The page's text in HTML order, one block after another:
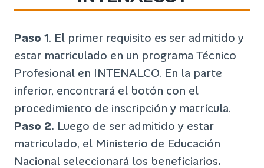
Paso 1. El primer requisito es ser admitido y
estar matriculado en un programa Técnico
Profesional en INTENALCO. En la parte
inferior, encontrará el botón con el
procedimiento de inscripción y matrícula.
Paso 2. Luego de ser admitido y estar
matriculado, el Ministerio de Educación
Nacional seleccionará los beneficiarios.